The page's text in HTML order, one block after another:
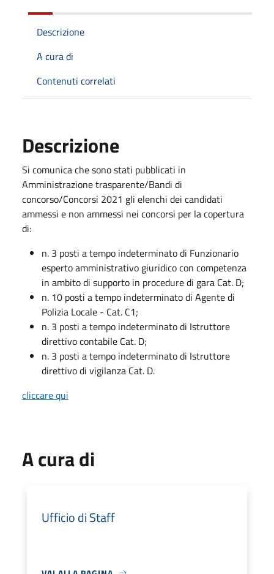
Descrizione
A cura di
Contenuti correlati
Descrizione
Si comunica che sono stati pubblicati in
Amministrazione trasparente/Bandi di
concorso/Concorsi 2021 gli elenchi dei candidati
ammessi e non ammessi nei concorsi per la copertura
di:
n. 3 posti a tempo indeterminato di Funzionario
esperto amministrativo giuridico con competenza
in ambito di supporto in procedure di gara Cat. D;
n. 10 posti a tempo indeterminato di Agente di
Polizia Locale - Cat. C1;
n. 3 posti a tempo indeterminato di Istruttore
direttivo contabile Cat. D;
n. 3 posti a tempo indeterminato di Istruttore
direttivo di vigilanza Cat. D.
cliccare qui
A cura di
Ufficio di Staff